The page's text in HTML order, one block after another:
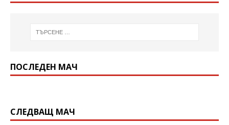
ПОСЛЕДЕН МАЧ
СЛЕДВАЩ МАЧ